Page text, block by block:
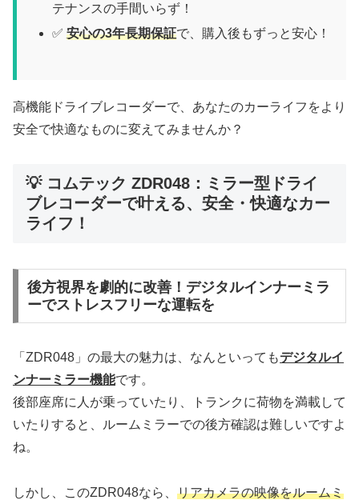
テナンスの手間いらず！
✅安心の3年長期保証で、購入後もずっと安心！
高機能ドライブレコーダーで、あなたのカーライフをより
安全で快適なものに変えてみませんか？
💡 コムテック ZDR048：ミラー型ドライ
ブレコーダーで叶える、安全・快適なカー
ライフ！
後方視界を劇的に改善！デジタルインナーミラ
ーでストレスフリーな運転を
「ZDR048」の最大の魅力は、なんといってもデジタルイ
ンナーミラー機能です。
後部座席に人が乗っていたり、トランクに荷物を満載して
いたりすると、ルームミラーでの後方確認は難しいですよ
ね。
しかし、このZDR048なら、 リアカメラの映像をルームミ